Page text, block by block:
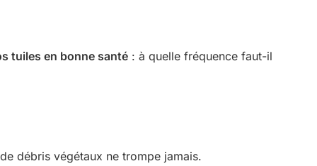
tuiles en bonne santé : à quelle fréquence faut-il
débris végétaux ne trompe jamais.